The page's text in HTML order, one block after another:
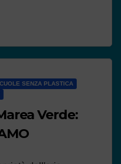
SENZA PLASTICA
Verde: